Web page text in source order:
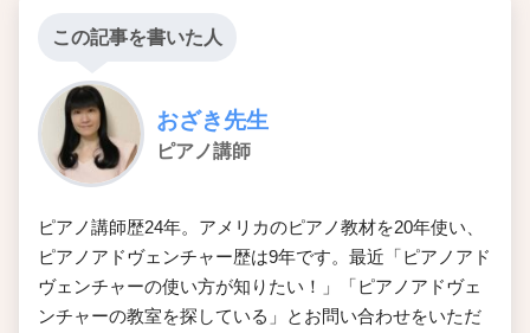
この記事を書いた人
おざき先生
ピアノ講師
ピアノ講師歴24年。アメリカのピアノ教材を20年使い、
ピアノアドヴェンチャー歴は9年です。最近「ピアノアド
ヴェンチャーの使い方が知りたい！」「ピアノアドヴェ
ンチャーの教室を探している」とお問い合わせをいただ